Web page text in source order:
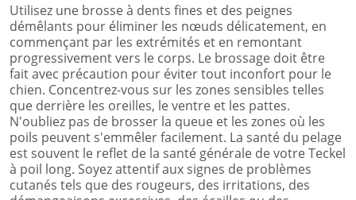
Utilisez une brosse à dents fines et des peignes
démêlants pour éliminer les nœuds délicatement, en
commençant par les extrémités et en remontant
progressivement vers le corps. Le brossage doit être
fait avec précaution pour éviter tout inconfort pour le
chien. Concentrez-vous sur les zones sensibles telles
que derrière les oreilles, le ventre et les pattes.
N'oubliez pas de brosser la queue et les zones où les
poils peuvent s'emmêler facilement. La santé du pelage
est souvent le reflet de la santé générale de votre Teckel
à poil long. Soyez attentif aux signes de problèmes
cutanés tels que des rougeurs, des irritations, des